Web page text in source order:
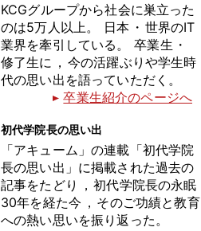
KCGグループから社会に巣立った
のは5万人以上 。 日本 ・ 世界のIT
業界を牽引している 。 卒業生 ・
修了生に ， 今の活躍ぶりや学生時
代の思い出を語っていただく 。
卒業生紹介のページへ
初代学院長の思い出
「アキューム」の連載「初代学院
長の思い出」に掲載された過去の
記事をたどり
， 初代学院長の永眠
30年を経た今 ， そのご功績と教育
への熱い思いを振り返った 。